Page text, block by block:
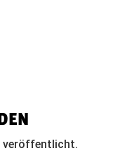
veröffentlicht.